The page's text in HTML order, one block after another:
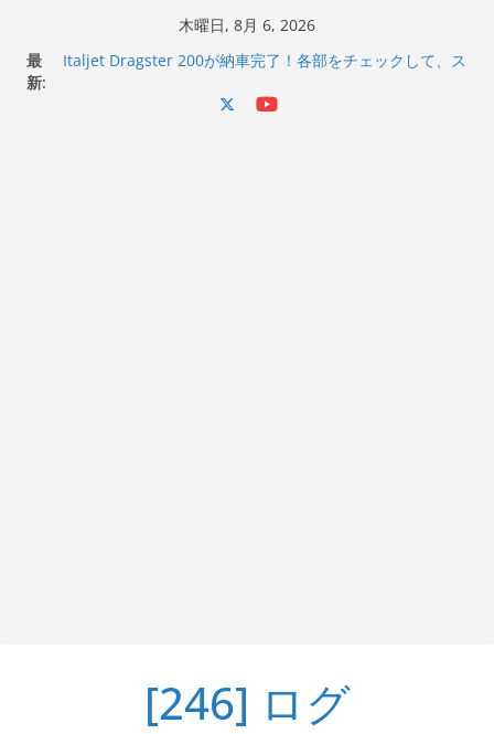
木曜日, 8月 6, 2026
最
新:
Italjet Dragster 200のフロントISSサスの動きが判ったら
コーナリングが楽しくなった
マホホルダー付けて、ガラスコーティング行って来た
[246] ログ